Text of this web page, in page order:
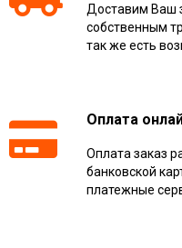
Доставим Ваш
собственным
так же есть
Оплата
Оплата заказ
банковской
платежные